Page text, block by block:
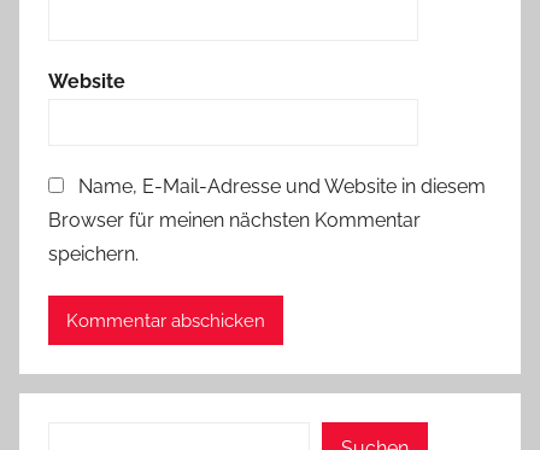
Website
Name, E-Mail-Adresse und Website in diesem
Browser für meinen nächsten Kommentar
speichern.